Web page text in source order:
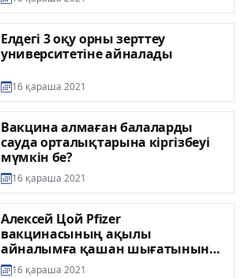
Елдегі 3 оқу орны зерттеу
университетіне айналады
16 қараша 2021
Вакцина алмаған балаларды
сауда орталықтарына кіргізбеуі
мүмкін бе?
16 қараша 2021
Алексей Цой Pfizer
вакцинасының ақылы
айналымға қашан шығатынын
айтты
16 қараша 2021